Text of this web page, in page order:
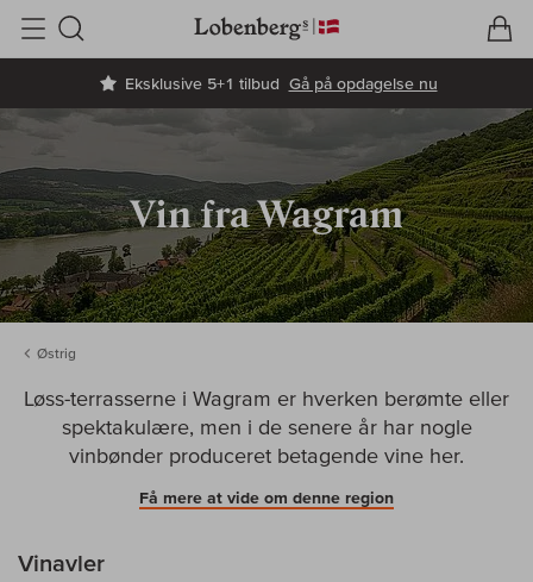
Eksklusive 5+1 tilbud Gå på opdagelse nu
Søg
Vin fra Wagram
Østrig
Løss-terrasserne i Wagram er hverken berømte eller
spektakulære, men i de senere år har nogle
vinbønder produceret betagende vine her.
Få mere at vide om denne region
Vinavler